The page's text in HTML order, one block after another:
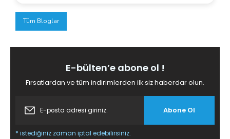
Tüm Bloglar
E-bülten’e abone ol !
Fırsatlardan ve tüm indirimlerden ilk siz haberdar olun.
Abone Ol
* istediğiniz zaman iptal edebilirsiniz.